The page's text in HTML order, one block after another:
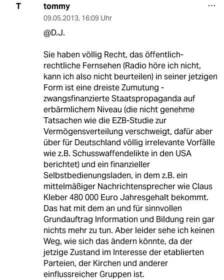
T tommy
09.05.2013, 16:09 Uhr
@D.J.
Sie haben völlig Recht, das öffentlich-
rechtliche Fernsehen (Radio höre ich nicht,
kann ich also nicht beurteilen) in seiner jetzigen
Form ist eine dreiste Zumutung -
zwangsfinanzierte Staatspropaganda auf
erbärmlichem Niveau (die nicht genehme
Tatsachen wie die EZB-Studie zur
Vermögensverteilung verschweigt, dafür aber
über für Deutschland völlig irrelevante Vorfälle
wie z.B. Schusswaffendelikte in den USA
berichtet) und ein finanzieller
Selbstbedienungsladen, in dem z.B. ein
mittelmäßiger Nachrichtensprecher wie Claus
Kleber 480 000 Euro Jahresgehalt bekommt.
Das hat mit dem an und für sinnvollen
Grundauftrag Information und Bildung rein gar
nichts mehr zu tun. Aber leider sehe ich keinen
Weg, wie sich das ändern könnte, da der
jetzige Zustand im Interesse der etablierten
Parteien, der Kirchen und anderer
einflussreicher Gruppen ist.